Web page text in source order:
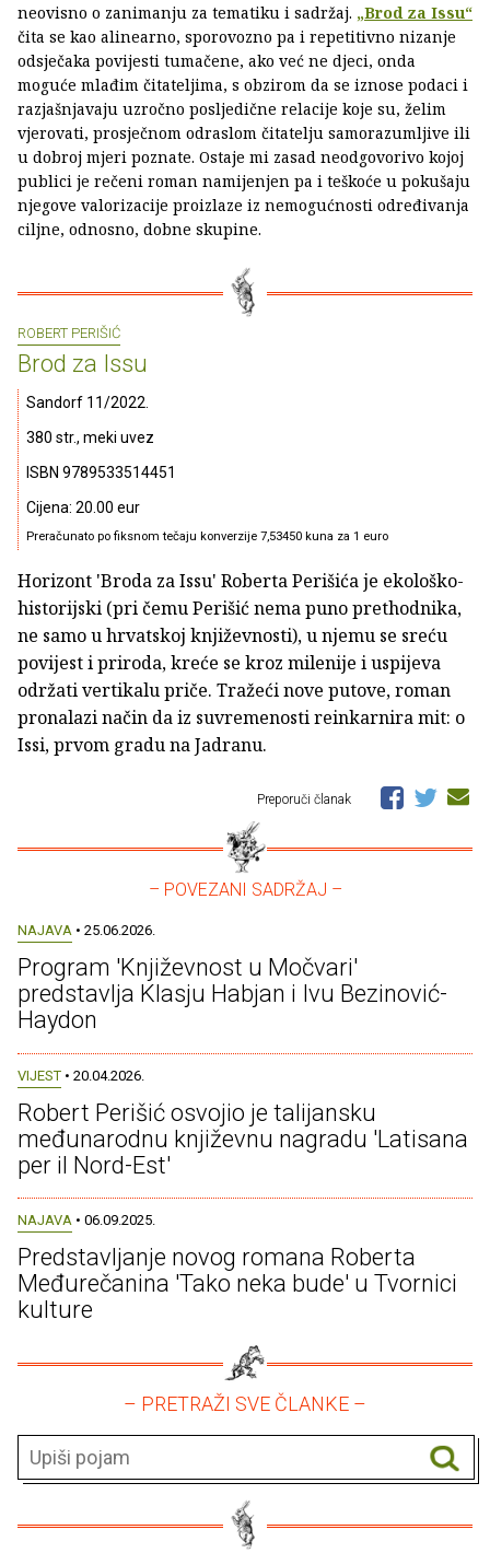
neovisno o zanimanju za tematiku i sadržaj. „Brod za Issu“
čita se kao alinearno, sporovozno pa i repetitivno nizanje
odsječaka povijesti tumačene, ako već ne djeci, onda
moguće mlađim čitateljima, s obzirom da se iznose podaci i
razjašnjavaju uzročno posljedične relacije koje su, želim
vjerovati, prosječnom odraslom čitatelju samorazumljive ili
u dobroj mjeri poznate. Ostaje mi zasad neodgovorivo kojoj
publici je rečeni roman namijenjen pa i teškoće u pokušaju
njegove valorizacije proizlaze iz nemogućnosti određivanja
ciljne, odnosno, dobne skupine.
ROBERT PERIŠIĆ
Brod za Issu
Sandorf 11/2022.
380 str., meki uvez
ISBN 9789533514451
Cijena: 20.00 eur
Preračunato po fiksnom tečaju konverzije 7,53450 kuna za 1 euro
Horizont 'Broda za Issu' Roberta Perišića je ekološko-
historijski (pri čemu Perišić nema puno prethodnika,
ne samo u hrvatskoj književnosti), u njemu se sreću
povijest i priroda, kreće se kroz milenije i uspijeva
održati vertikalu priče. Tražeći nove putove, roman
pronalazi način da iz suvremenosti reinkarnira mit: o
Issi, prvom gradu na Jadranu.
Preporuči članak
– POVEZANI SADRŽAJ –
NAJAVA • 25.06.2026.
Program 'Književnost u Močvari'
predstavlja Klasju Habjan i Ivu Bezinović-
Haydon
VIJEST • 20.04.2026.
Robert Perišić osvojio je talijansku
međunarodnu književnu nagradu 'Latisana
per il Nord-Est'
NAJAVA • 06.09.2025.
Predstavljanje novog romana Roberta
Međurečanina 'Tako neka bude' u Tvornici
kulture
– PRETRAŽI SVE ČLANKE –